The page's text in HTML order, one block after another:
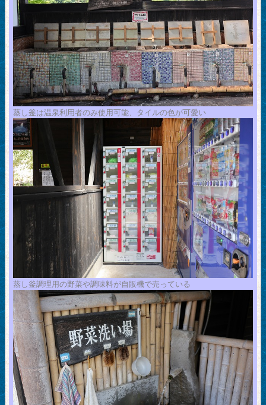
蒸し釜は温泉利用者のみ使用可能、タイルの色が可愛い
蒸し釜調理用の野菜や調味料が自販機で売っている